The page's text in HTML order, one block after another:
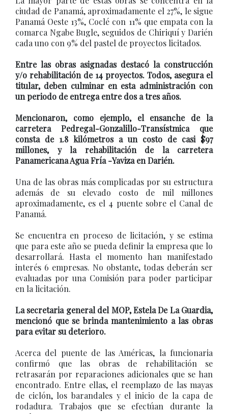
ciudad de Panamá, aproximadamente el 27%, le sigue
Panamá Oeste 13%, Coclé con 11% que empata con la
comarca Ngabe Bugle, seguidos de Chiriquí y Darién
cada uno con 9% del pastel de proyectos licitados.
Entre las obras asignadas destacó la construcción
y/o rehabilitación de 14 proyectos. Todos, asegura el
titular, deben culminar en esta administración con
un periodo de entrega entre dos a tres años.
Mencionaron, como ejemplo, el ensanche de la
carretera Pedregal-Gonzalillo-Transístmica que
consta de 1.8 kilómetros a un costo de casi $97
millones, y la rehabilitación de la carretera
Panamericana Agua Fría -Yaviza en Darién.
Una de las obras más complicadas por su estructura
además de su elevado costo de mil millones
aproximadamente, es el 4 puente sobre el Canal de
Panamá.
Se encuentra en proceso de licitación, y se estima
que para este año se pueda definir la empresa que lo
desarrollará. Hasta el momento han manifestado
interés 6 empresas. No obstante, todas deberán ser
evaluadas por una Comisión para poder participar
en la licitación.
La secretaria general del MOP, Estela De La Guardia,
mencionó que se brinda mantenimiento a las obras
para evitar su deterioro.
Acerca del puente de las Américas, la funcionaria
confirmó que las obras de rehabilitación se
retrasarán por reparaciones adicionales que se han
encontrado. Entre ellas, el reemplazo de las mayas
de ciclón, los barandales y el inicio de la capa de
rodadura. Trabajos que se efectúan durante la